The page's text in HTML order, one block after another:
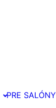
PRE SALÓNY